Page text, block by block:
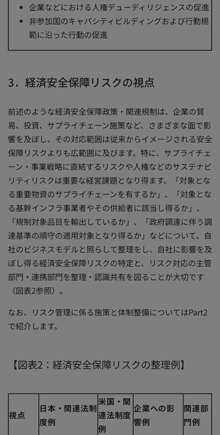
企業などにおける人権デューディリジェンスの促進
非参加国のキャパシティビルディングおよび行動規
範に沿った行動の促進
3．経済安全保障リスクの視点
前述のような経済安全保障政策・関連規制は、企業の貿
易、投資、サプライチェーン施策など、さまざまな面で影
響を及ぼし、その対応範囲は従来からイメージされる安全
保障リスクよりも広範囲に及びます。特に、サプライチェ
ーン・事業戦略に直結するリスクや人権などのサステナビ
リティリスクは重要な経営課題となり得ます。「対象とな
る重要物資のサプライチェーンを有するか」、「対象とな
る基幹インフラ事業者やその供給者に該当し得るか」、
「規制対象品目を輸出しているか」、「政府調達に伴う調
達基準の順守の適用対象となり得るか」などについて、自
社のビジネスモデルと照らして整理をし、自社に影響を及
ぼし得る経済安全保障リスクの特定と、リスク対応の主管
部門・連携部門を整理・認識共有を図ることが大切です
（図表2参照）。
なお、リスク管理に係る施策と体制整備についてはPart2
で紹介します。
【図表2：経済安全保障リスクの整理例】
視点
日本・関連法制
度例
米国・関
連法制度
例
企業への影
響例
関連部
門例